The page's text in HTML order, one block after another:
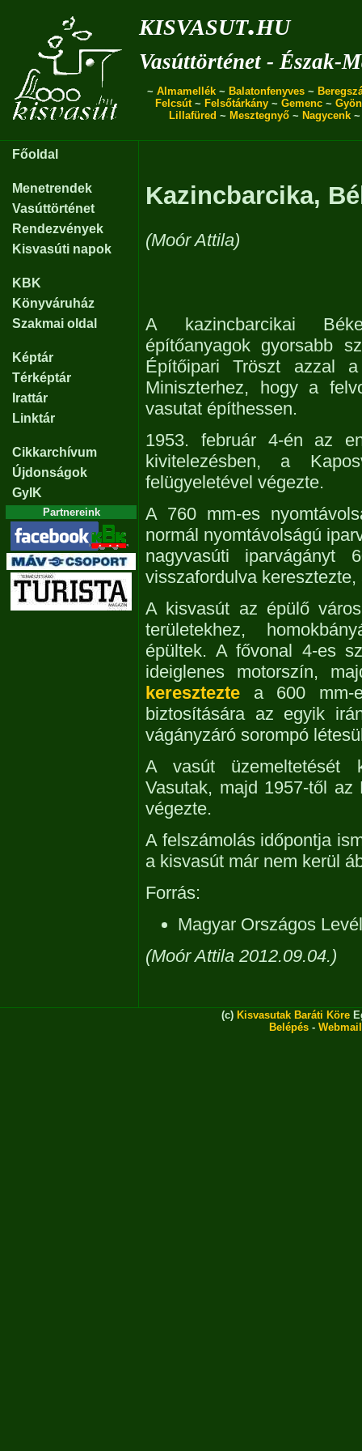
kisvasut.hu
Vasúttörténet - Észak-
~ Almamellék ~ Balatonfenyves ~
Felcsút~ Felsőtárkány ~ Gemenc ~
Lillafüred ~ Mesztegnyő~ Nagycenk
Főoldal
Menetrendek
Vasúttörténet
Rendezvények
Kisvasúti napok
KBK
Könyváruház
Szakmai oldal
Képtár
Térképtár
Irattár
Linktár
Cikkarchívum
Újdonságok
GyIK
Partnereink
Kazincbarcika,
(Moór Attila)
A kazincbarcikai
építőanyagok gyorsabb
Építőipari Tröszt azzal
Miniszterhez, hogy a
vasutat építhessen.
1953. február 4-én az
kivitelezésben, a
felügyeletével végezte.
A 760 mm-es
normál nyomtávolságú
nagyvasúti iparvágányt
visszafordulva
A kisvasút az épülő
területekhez,
épültek. A fővonal 4-es
ideiglenes motorszín,
keresztezte a 600 mm-
biztosítására az egyik
vágányzáró sorompó
A vasút üzemeltetését
Vasutak, majd 1957-től
végezte.
A felszámolás időpontja
a kisvasút már nem kerül
Forrás:
Magyar Országos
(Moór Attila 2012.09.04.)
(c) Kisvasutak Baráti Köre
Belépés - Webmail